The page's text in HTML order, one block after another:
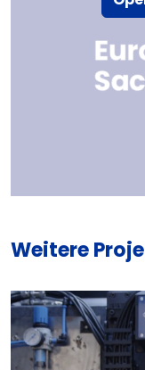
Weitere